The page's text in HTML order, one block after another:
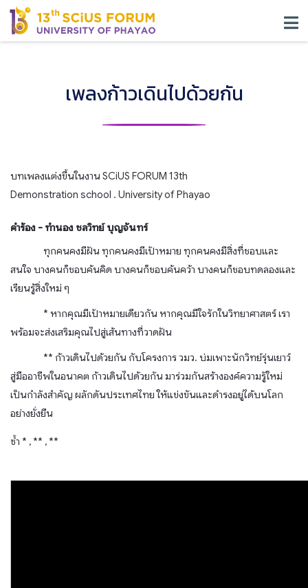
เพลงก้าวเดินไปด้วยกัน
บทเพลงแต่งขึ้นในงาน SCiUS FORUM 13th
Demonstration school . University of Phayao
คำร้อง - ทำนอง ชลวิทย์ บุญจันทร์
ทุกคนคงมีฝัน ทุกคนคงมีเป้าหมาย ทุกคนคงมีสิ่งที่ชอบและ
สนใจ บางคนก็ชอบค้นคิด บางคนก็ชอบค้นคว้า บางคนก็ชอบทดลองและ
เรียนรู้สิ่งใหม่ ๆ
* หากคุณมีเป้าหมายเดียวกัน หากคุณมีใจรักในวิทยาศาสตร์ เรา
พร้อมจะส่งเสริมคุณไปสู่เส้นทางที่วาดฝัน
** ก้าวเดินไปด้วยกัน กับโครงการ วมว. บ่มเพาะนักวิทย์รุ่นเยาว์
สู่มืออาชีพในอนาคต ก้าวเดินไปด้วยกัน มาร่วมกันสร้างองค์ความรู้ใหม่
เป็นกำลังสำคัญ ผลักดันประเทศไทย ให้แข่งขันและดำรงอยู่ได้บนโลก
อย่างยั่งยืน
ซ้ำ * , ** , **